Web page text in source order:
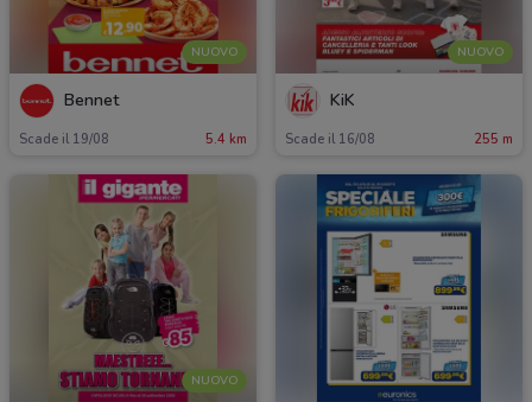
NUOVO
Bennet
Scade il 19/08 5.4 km
NUOVO
KiK
Scade il 16/08 255 m
NUOVO